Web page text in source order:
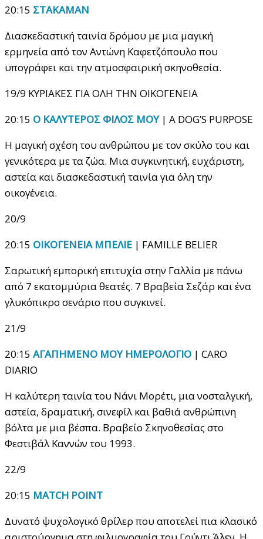
20:15 ΣΤΑΚΑΜAN
Διασκεδαστική ταινία δρόμου με μια μαγική
ερμηνεία από τον Αντώνη Καφετζόπουλο που
υπογράφει και την ατμοσφαιρική σκηνοθεσία.
19/9 ΚΥΡΙΑΚΕΣ ΓΙΑ ΟΛΗ ΤΗΝ ΟΙΚΟΓΕΝΕΙΑ
20:15 Ο ΚΑΛΥΤΕΡΟΣ ΦΙΛΟΣ ΜΟΥ| A DOG’S PURPOSE
Η μαγική σχέση του ανθρώπου με τον σκύλο του και
γενικότερα με τα ζώα. Μια συγκινητική, ευχάριστη,
αστεία και διασκεδαστική ταινία για όλη την
οικογένεια.
20/9
20:15 OΙΚΟΓΕΝΕΙΑ ΜΠΕΛΙΕ | FAMILLE BELIER
Σαρωτική εμπορική επιτυχία στην Γαλλία με πάνω
από 7 εκατομμύρια θεατές. 7 Βραβεία Σεζάρ και ένα
γλυκόπικρο σενάριο που συγκινεί.
21/9
20:15 AΓΑΠΗΜΕΝΟ ΜΟΥ ΗΜΕΡΟΛΟΓΙΟ | CARO
DIARIO
H καλύτερη ταινία του Νάνι Μορέτι, μια νοσταλγική,
αστεία, δραματική, σινεφίλ και βαθιά ανθρώπινη
βόλτα με μια βέσπα. Βραβείο Σκηνοθεσίας στο
Φεστιβάλ Καννών του 1993.
22/9
20:15 MATCH POINT
Δυνατό ψυχολογικό θρίλερ που αποτελεί πια κλασικό